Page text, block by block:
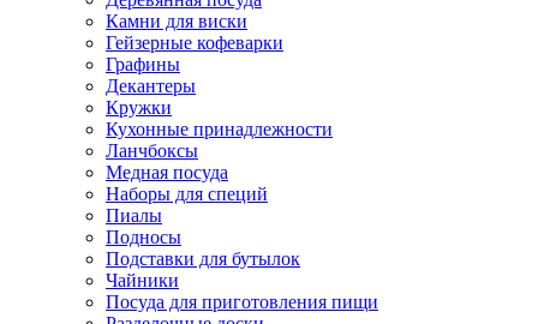
Камни для виски
Гейзерные кофеварки
Графины
Декантеры
Кружки
Кухонные принадлежности
Ланчбоксы
Медная посуда
Наборы для специй
Пиалы
Подносы
Подставки для бутылок
Чайники
Посуда для приготовления пищи